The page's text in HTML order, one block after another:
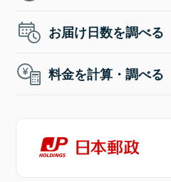
お届け日数を調べる
料金を計算・調べる